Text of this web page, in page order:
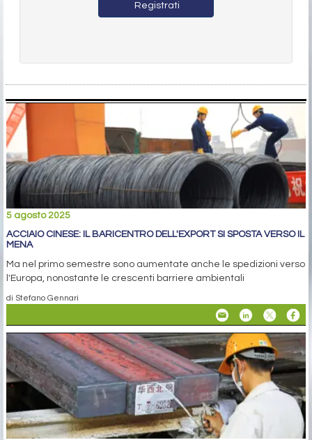
Registrati
5 agosto 2025
ACCIAIO CINESE: IL BARICENTRO DELL'EXPORT SI SPOSTA VERSO IL
MENA
Ma nel primo semestre sono aumentate anche le spedizioni verso
l'Europa, nonostante le crescenti barriere ambientali
di Stefano Gennari